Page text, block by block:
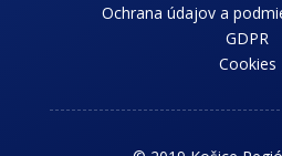
Ochrana údajov a
GDPR
Cookies